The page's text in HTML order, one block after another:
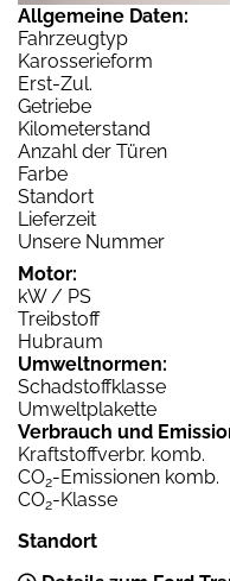
Allgemeine Daten:
Fahrzeugtyp
Karosserieform
Erst-Zul.
Getriebe
Kilometerstand
Anzahl der Türen
Farbe
Standort
Lieferzeit
Unsere Nummer
Motor:
kW / PS
Treibstoff
Hubraum
Umweltnormen:
Schadstoffklasse
Umweltplakette
Verbrauch und
Kraftstoffverbr. komb.
CO2-Emissionen komb.
CO2-Klasse
Standort